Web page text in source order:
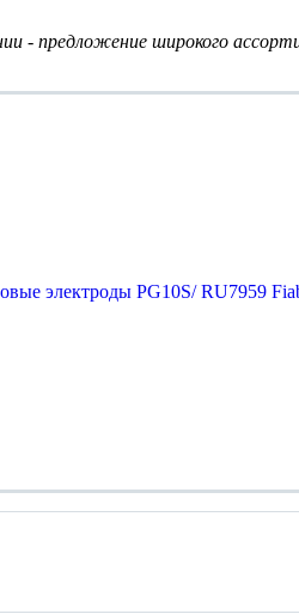
- предложение широкого